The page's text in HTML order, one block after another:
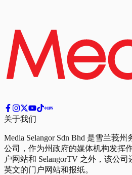
关于我们
Media Selangor Sdn Bhd 是雪兰莪
公司，作为州政府的媒体机构发挥
户网站和 SelangorTV 之外，该公
英文的门户网站和报纸。